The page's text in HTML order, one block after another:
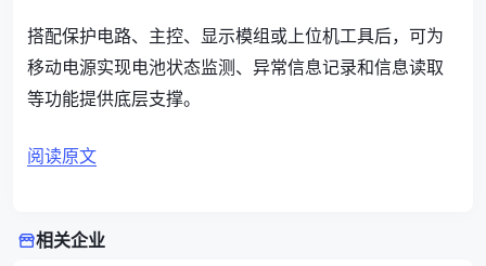
搭配保护电路、主控、显示模组或上位机工具后，可为
移动电源实现电池状态监测、异常信息记录和信息读取
等功能提供底层支撑。
阅读原文
相关企业